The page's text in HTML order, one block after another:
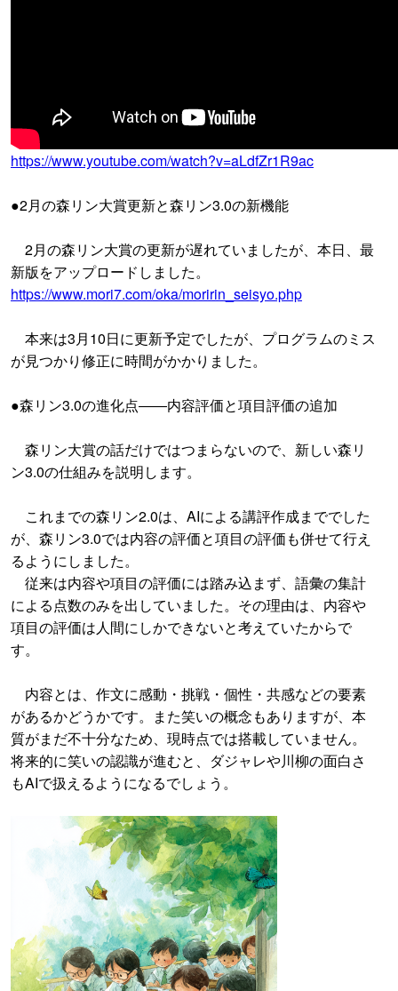
https://www.youtube.com/watch?v=aLdfZr1R9ac
●2月の森リン大賞更新と森リン3.0の新機能
2月の森リン大賞の更新が遅れていましたが、本日、最
新版をアップロードしました。
https://www.mori7.com/oka/moririn_seisyo.php
本来は3月10日に更新予定でしたが、プログラムのミス
が見つかり修正に時間がかかりました。
●森リン3.0の進化点――内容評価と項目評価の追加
森リン大賞の話だけではつまらないので、新しい森リ
ン3.0の仕組みを説明します。
これまでの森リン2.0は、AIによる講評作成まででした
が、森リン3.0では内容の評価と項目の評価も併せて行え
るようにしました。
従来は内容や項目の評価には踏み込まず、語彙の集計
による点数のみを出していました。その理由は、内容や
項目の評価は人間にしかできないと考えていたからで
す。
内容とは、作文に感動・挑戦・個性・共感などの要素
があるかどうかです。また笑いの概念もありますが、本
質がまだ不十分なため、現時点では搭載していません。
将来的に笑いの認識が進むと、ダジャレや川柳の面白さ
もAIで扱えるようになるでしょう。